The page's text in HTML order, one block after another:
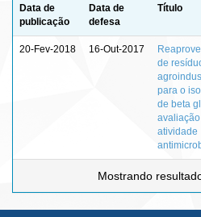
Data de
publicação
Data de
defesa
Título
20-Fev-2018 16-Out-2017
de
para o
de beta
atividade
Mostrando